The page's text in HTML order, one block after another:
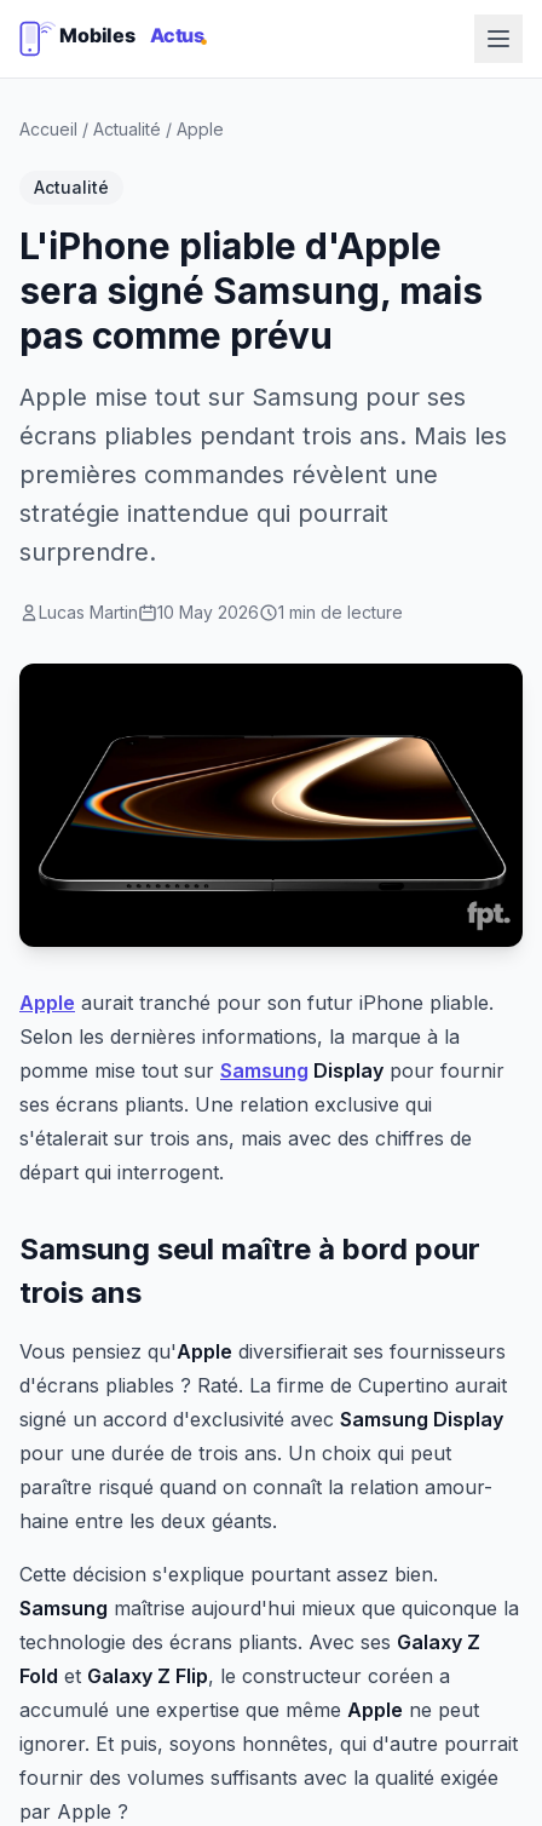
Accueil / Actualité / Apple
Actualité
L'iPhone pliable d'Apple
sera signé Samsung, mais
pas comme prévu
Apple mise tout sur Samsung pour ses
écrans pliables pendant trois ans. Mais les
premières commandes révèlent une
stratégie inattendue qui pourrait
surprendre.
Lucas Martin 10 May 2026 1 min de lecture
Apple aurait tranché pour son futur iPhone pliable.
Selon les dernières informations, la marque à la
pomme mise tout sur Samsung Display pour fournir
ses écrans pliants. Une relation exclusive qui
s'étalerait sur trois ans, mais avec des chiffres de
départ qui interrogent.
Samsung seul maître à bord pour
trois ans
Vous pensiez qu'Apple diversifierait ses fournisseurs
d'écrans pliables ? Raté. La firme de Cupertino aurait
signé un accord d'exclusivité avec Samsung Display
pour une durée de trois ans. Un choix qui peut
paraître risqué quand on connaît la relation amour-
haine entre les deux géants.
Cette décision s'explique pourtant assez bien.
Samsung maîtrise aujourd'hui mieux que quiconque la
technologie des écrans pliants. Avec ses Galaxy Z
Fold et Galaxy Z Flip, le constructeur coréen a
accumulé une expertise que même Apple ne peut
ignorer. Et puis, soyons honnêtes, qui d'autre pourrait
fournir des volumes suffisants avec la qualité exigée
par Apple ?